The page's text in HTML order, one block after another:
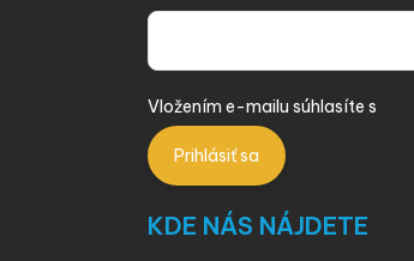
Vložením e-mailu súhlasíte s
Prihlásiť sa
KDE NÁS NÁJDETE